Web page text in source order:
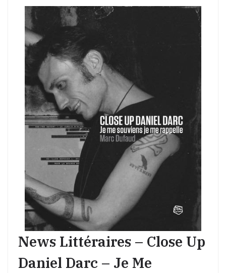
News Littéraires – Close Up
Daniel Darc – Je Me